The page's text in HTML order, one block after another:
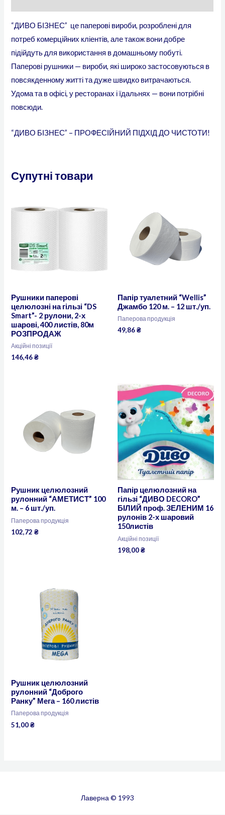
“ДИВО БІЗНЕС” це паперові вироби, розроблені для
потреб комерційних кліентів, але також вони добре
підійдуть для використання в домашньому побуті.
Паперові рушники — вироби, які широко застосовуються в
повсякденному житті та дуже швидко витрачаються.
Удома та в офісі, у ресторанах і їдальнях — вони потрібні
повсюди.
“ДИВО БІЗНЕС” – ПРОФЕСІЙНИЙ ПІДХІД ДО ЧИСТОТИ!
Супутні товари
Рушники паперові
целюлозні на гільзі “DS
Smart”- 2 рулони, 2-х
шарові, 400 листів, 80м
РОЗПРОДАЖ
Акційні позиції
146,46₴
Папір туалетний “Wellis”
Джамбо 120 м. – 12 шт./уп.
Паперова продукція
49,86₴
Рушник целюлозний
рулонний “АМЕТИСТ” 100
м. – 6 шт./уп.
Паперова продукція
102,72₴
Папір целюлозний на
гільзі “ДИВО DECORO”
БІЛИЙ проф. ЗЕЛЕНИМ 16
рулонів 2-х шаровий
150листів
Акційні позиції
198,00₴
Рушник целюлозний
рулонний “Доброго
Ранку” Мега – 160 листів
Паперова продукція
51,00₴
Лаверна © 1993